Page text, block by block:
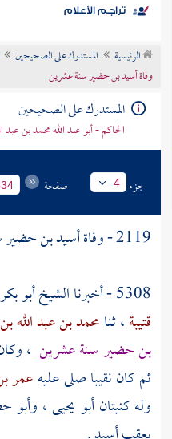
موضوعي
تراجم الأعلام
الرئيسية المستدرك على الصحيحين
وفاة أسيد بن حضير سنة عشرين
المستدرك على الصحيحين
الحاكم - أبو عبد الله محمد بن عبد
جزء 4 صفحة
2119 - وفاة أسيد بن حضير سنة عشرين
5308 - أخبرنا الشيخ
أبو
قتيبة، ثنامحمد بن عبد الله
بن حضيرسنة عشرين ،
ثم كان نقيبا صلى عليهعمر
وله كنيتانأبو يحيى، وأبو